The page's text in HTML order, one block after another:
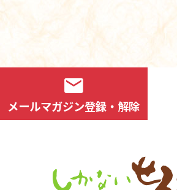
mail
メールマガジン登録・解除